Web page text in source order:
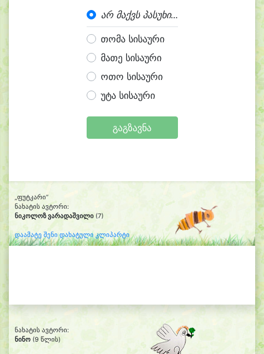
არ მაქვს პასუხი...
თომა სისაური
მათე სისაური
ოთო სისაური
უტა სისაური
გაგზავნა
„ფუტკარი“
ნახატის ავტორი:
ნიკოლოზ ვარადაშვილი (7)
დაამატე შენი დახატული კლიპარტი
ნახატის ავტორი:
ნინო (9 წლის)